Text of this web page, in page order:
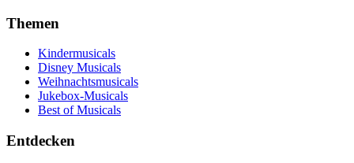
Themen
Kindermusicals
Disney Musicals
Weihnachtsmusicals
Jukebox-Musicals
Best of Musicals
Entdecken